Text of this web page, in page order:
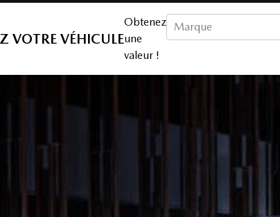
VOTRE VÉHICULE
Obtenez
une
valeur !
Marque